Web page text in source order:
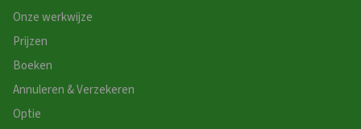
Onze werkwijze
Prijzen
Boeken
Annuleren & Verzekeren
Optie